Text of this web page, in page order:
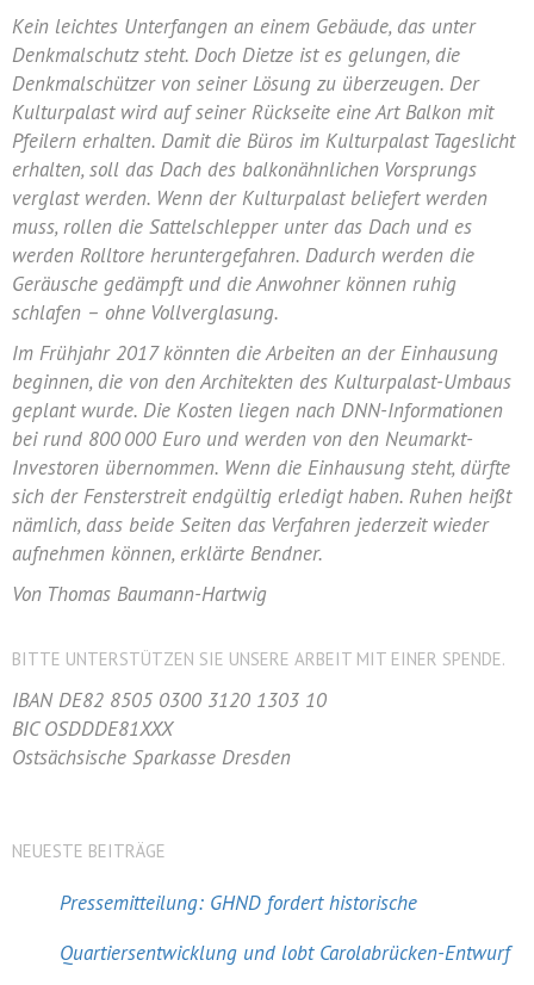
Kein leichtes Unterfangen an einem Gebäude, das unter
Denkmalschutz steht. Doch Dietze ist es gelungen, die
Denkmalschützer von seiner Lösung zu überzeugen. Der
Kulturpalast wird auf seiner Rückseite eine Art Balkon mit
Pfeilern erhalten. Damit die Büros im Kulturpalast Tageslicht
erhalten, soll das Dach des balkonähnlichen Vorsprungs
verglast werden. Wenn der Kulturpalast beliefert werden
muss, rollen die Sattelschlepper unter das Dach und es
werden Rolltore heruntergefahren. Dadurch werden die
Geräusche gedämpft und die Anwohner können ruhig
schlafen – ohne Vollverglasung.
Im Frühjahr 2017 könnten die Arbeiten an der Einhausung
beginnen, die von den Architekten des Kulturpalast-Umbaus
geplant wurde. Die Kosten liegen nach DNN-Informationen
bei rund 800 000 Euro und werden von den Neumarkt-
Investoren übernommen. Wenn die Einhausung steht, dürfte
sich der Fensterstreit endgültig erledigt haben. Ruhen heißt
nämlich, dass beide Seiten das Verfahren jederzeit wieder
aufnehmen können, erklärte Bendner.
Von Thomas Baumann-Hartwig
BITTE UNTERSTÜTZEN SIE UNSERE ARBEIT MIT EINER SPENDE.
IBAN DE82 8505 0300 3120 1303 10
BIC OSDDDE81XXX
Ostsächsische Sparkasse Dresden
NEUESTE BEITRÄGE
Pressemitteilung: GHND fordert historische
Quartiersentwicklung und lobt Carolabrücken-Entwurf